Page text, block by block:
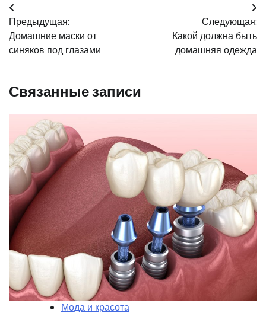
Навигация
по
записям
Предыдущая:
Домашние маски от
синяков под глазами
Следующая:
Какой должна быть
домашняя одежда
Связанные записи
Мода и красота